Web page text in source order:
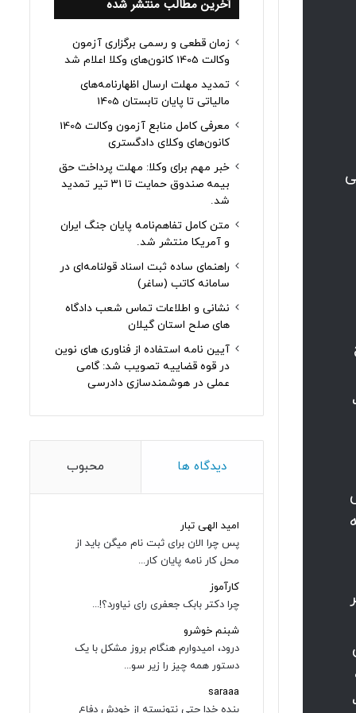
آخرین مطالب منتشر شده
زمان قطعی و رسمی برگزاری آزمون
وکالت 1405 کانون‌های وکلا اعلام شد
تمدید مهلت ارسال اظهارنامه‌های
مالیاتی تا پایان تابستان 1405
معرفی کامل منابع آزمون وکالت 1405
کانون‌های وکلای دادگستری
خبر مهم برای وکلا: مهلت پرداخت حق
بیمه صندوق حمایت تا ۳۱ تیر تمدید
شد.
متن کامل تفاهم‌نامه پایان جنگ ایران
و آمریکا منتشر شد.
راهنمای ساده ثبت اسناد قولنامه‌ای در
سامانه کاتب (ساغر)
نشانی و اطلاعات تماس شعب دادگاه
های صلح استان گیلان
آیین نامه استفاده از فناوری های نوین
در قوه قضاییه تصویب شد: گامی
عملی در هوشمندسازی دادرسی
دیدگاه ها محبوب
امید الهی تبار
پس چرا الان برای ثبت نام میگن باید از
محل کار نامه پایان کار...
کارآموز
چرا دکتر بابک جعفری رای نیاورد؟!...
شبنم خوشرو
درود، امیدوارم هنگام بروز مشکل با یک
دستور همه چیز را زیر سو...
saraaa
بنده خدا حتی نتونسته از خودش دفاع